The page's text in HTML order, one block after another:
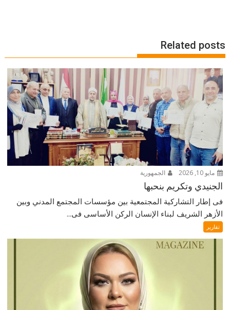
Related posts
مايو 10, 2026 الجمهورية
الجنيدي وتكريم بنحبها
فى إطار التشاركية المجتمعية بين مؤسسات المجتمع المدني وبين
الأزهر الشريف لبناء الإنسان الركن الأساسى فى...
تقارير